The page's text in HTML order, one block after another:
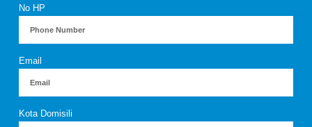
No HP
Email
Kota Domisili